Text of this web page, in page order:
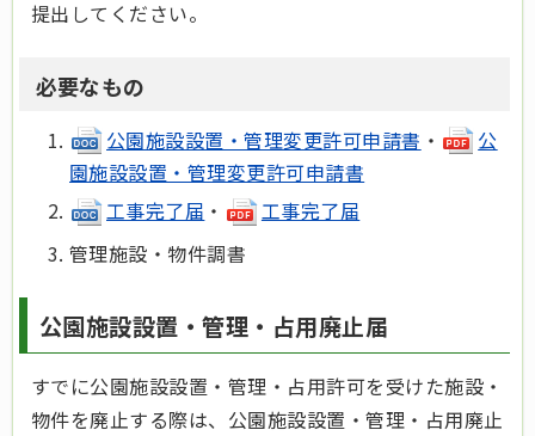
提出してください。
必要なもの
公園施設設置・管理変更許可申請書 ・
公
園施設設置・管理変更許可申請書
工事完了届 ・
工事完了届
管理施設・物件調書
公園施設設置・管理・占用廃止届
すでに公園施設設置・管理・占用許可を受けた施設・
物件を廃止する際は、公園施設設置・管理・占用廃止